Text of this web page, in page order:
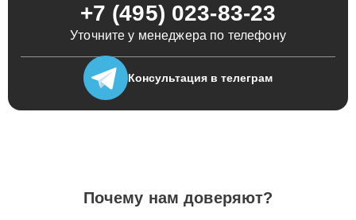
+7 (495) 023-83-23
Уточните у менеджера по телефону
Консультация в телеграм
Почему нам доверяют?